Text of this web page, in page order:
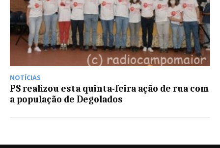
NOTÍCIAS
PS realizou esta quinta-feira ação de rua com
a população de Degolados